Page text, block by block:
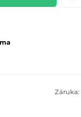
Záruka: